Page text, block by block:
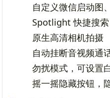
自定义微信启动图
Spotlight 快捷搜
原生高清相机拍摄
自动挂断音视频通
勿扰模式，可设置
摇一摇隐藏按钮，